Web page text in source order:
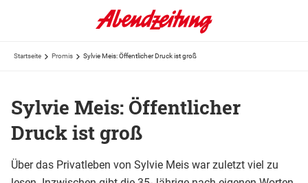
Startseite Promis Sylvie Meis: Öffentlicher Druck ist groß
Sylvie Meis: Öffentlicher
Druck ist groß
Über das Privatleben von Sylvie Meis war zuletzt viel zu